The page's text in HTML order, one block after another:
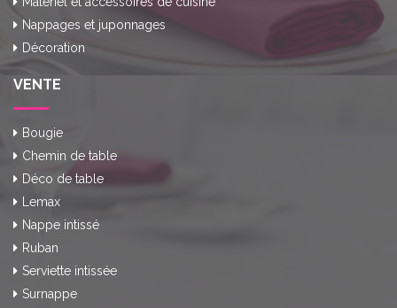
Nappages et juponnages
Décoration
VENTE
Bougie
Chemin de table
Déco de table
Lemax
Nappe intissé
Ruban
Serviette intissée
Surnappe